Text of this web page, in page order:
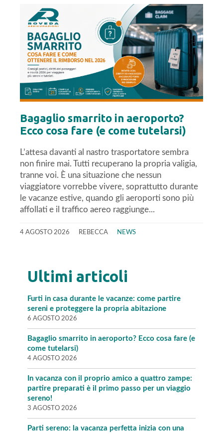
Bagaglio smarrito in aeroporto?
Ecco cosa fare (e come tutelarsi)
L’attesa davanti al nastro trasportatore sembra
non finire mai. Tutti recuperano la propria valigia,
tranne voi. È una situazione che nessun
viaggiatore vorrebbe vivere, soprattutto durante
le vacanze estive, quando gli aeroporti sono più
affollati e il traffico aereo raggiunge...
4 AGOSTO 2026 REBECCA NEWS
Ultimi articoli
Furti in casa durante le vacanze: come partire
sereni e proteggere la propria abitazione
6 AGOSTO 2026
Bagaglio smarrito in aeroporto? Ecco cosa fare (e
come tutelarsi)
4 AGOSTO 2026
In vacanza con il proprio amico a quattro zampe:
partire preparati è il primo passo per un viaggio
sereno!
3 AGOSTO 2026
Parti sereno: la vacanza perfetta inizia con una